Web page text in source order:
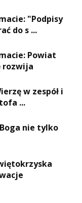
"Podpisy
do s ...
Powiat
rozwija
w zespół i
...
nie tylko